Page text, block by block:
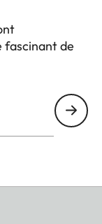
fascinant de